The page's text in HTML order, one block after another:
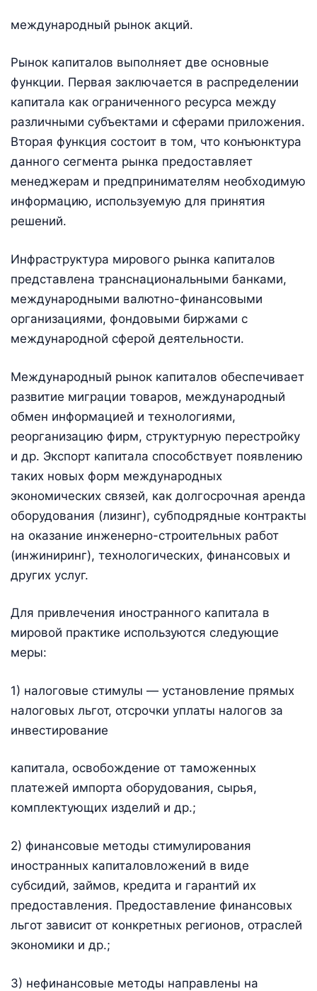
международный рынок акций.
Рынок капиталов выполняет две основные
функции. Первая заключается в распределении
капитала как ограниченного ресурса между
различными субъектами и сферами приложения.
Вторая функция состоит в том, что конъюнктура
данного сегмента рынка предоставляет
менеджерам и предпринимателям необходимую
информацию, используемую для принятия
решений.
Инфраструктура мирового рынка капиталов
представлена транснациональными банками,
международными валютно-финансовыми
организациями, фондовыми биржами с
международной сферой деятельности.
Международный рынок капиталов обеспечивает
развитие миграции товаров, международный
обмен информацией и технологиями,
реорганизацию фирм, структурную перестройку
и др. Экспорт капитала способствует появлению
таких новых форм международных
экономических связей, как долгосрочная аренда
оборудования (лизинг), субподрядные контракты
на оказание инженерно-строительных работ
(инжиниринг), технологических, финансовых и
других услуг.
Для привлечения иностранного капитала в
мировой практике используются следующие
меры:
1) налоговые стимулы — установление прямых
налоговых льгот, отсрочки уплаты налогов за
инвестирование
капитала, освобождение от таможенных
платежей импорта оборудования, сырья,
комплектующих изделий и др.;
2) финансовые методы стимулирования
иностранных капиталовложений в виде
субсидий, займов, кредита и гарантий их
предоставления. Предоставление финансовых
льгот зависит от конкретных регионов, отраслей
экономики и др.;
3) нефинансовые методы направлены на